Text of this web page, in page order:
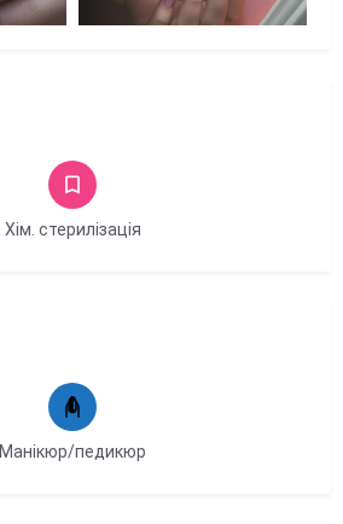
Хім. стерилізація
Манікюр/педикюр